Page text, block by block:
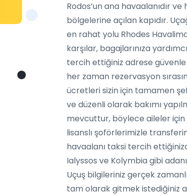
Rodos’un ana havaalanıdır
bölgelerine açılan kapıdır.
en rahat yolu Rhodes
karşılar, bagajlarınıza
tercih ettiğiniz adrese güvenle
her zaman rezervasyon
ücretleri sizin için tamamen
ve düzenli olarak bakımı
mevcuttur, böylece aileler için
lisanslı şoförlerimizle
havaalanı taksi tercih
Ialyssos ve Kolymbia gibi
Uçuş bilgileriniz gerçek
tam olarak gitmek istediğiniz